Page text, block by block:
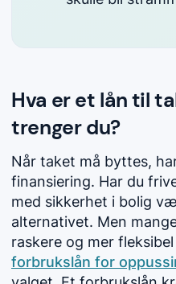
Hva er et lån til
trenger du?
Når taket må byttes,
finansiering. Har du
med sikkerhet i bolig
alternativet. Men
raskere og mer
forbrukslån for